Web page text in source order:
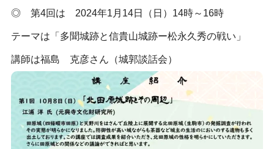
◎ 第4回は 2024年1月14日（日）14時～16時
テーマは「多聞城跡と信貴山城跡ー松永久秀の戦い」
講師は福島 克彦さん（城郭談話会）